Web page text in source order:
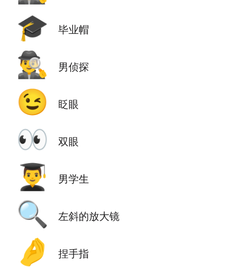
🎓 毕业帽
🕵️‍♂️ 男侦探
😉 眨眼
👀 双眼
👨‍🎓 男学生
🔍 左斜的放大镜
🤌 捏手指